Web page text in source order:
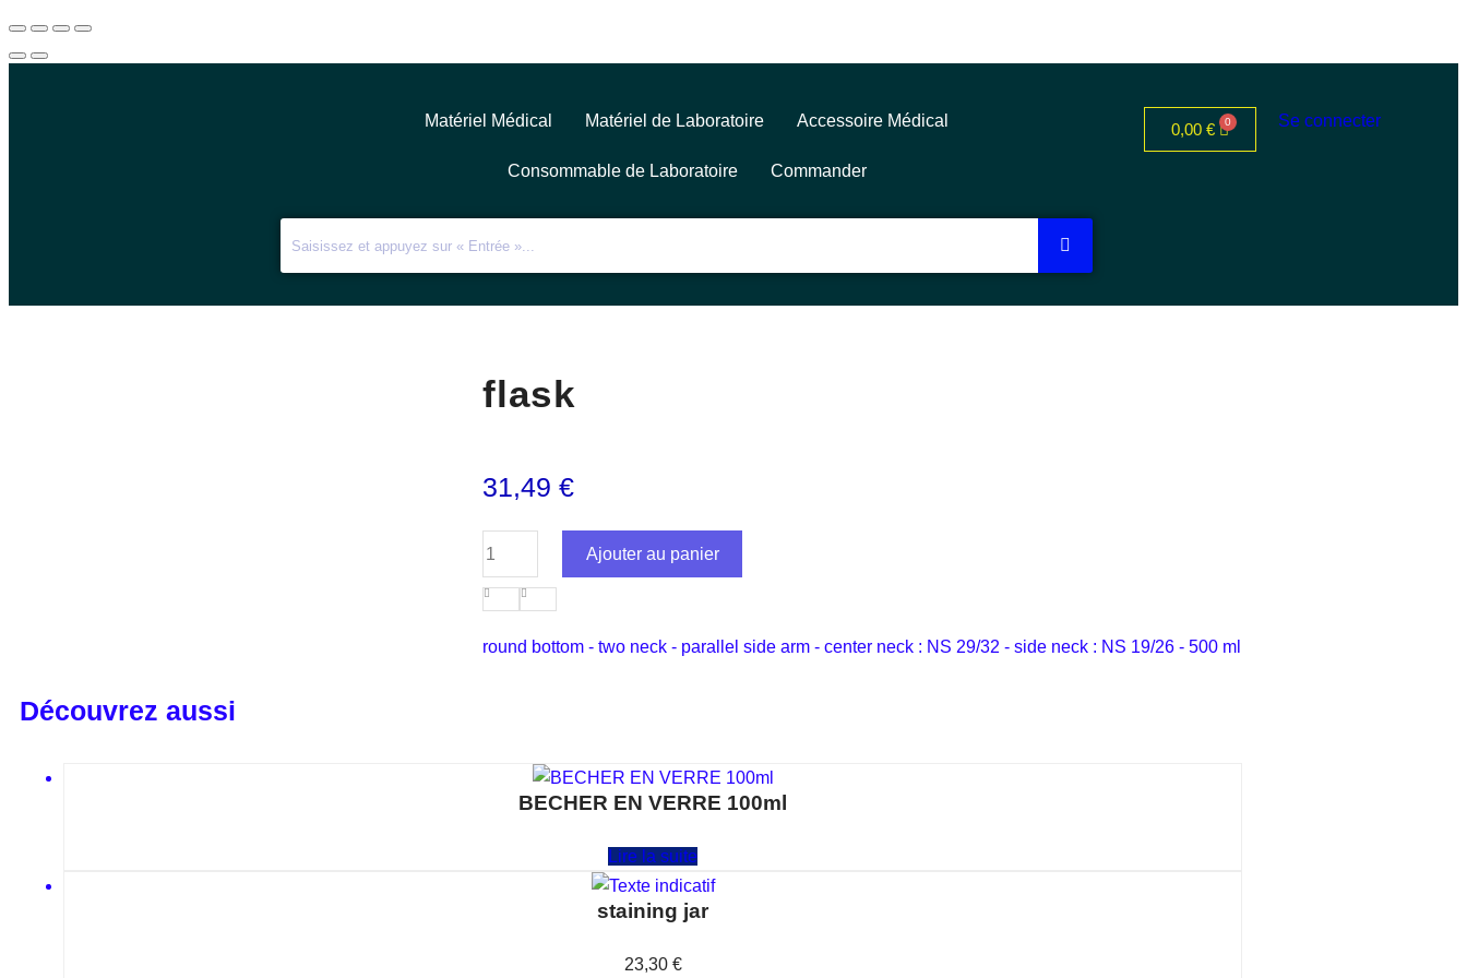
Matériel Médical Matériel de Laboratoire Accessoire Médical
Consommable de Laboratoire Commander
0,00 € Se connecter
flask
31,49€
Ajouter au panier
round bottom - two neck - parallel side arm - center neck : NS 29/32 - side neck : NS 19/26 - 500 ml
Découvrez aussi
BECHER EN VERRE 100ml
Lire la suite
staining jar
23,30 €